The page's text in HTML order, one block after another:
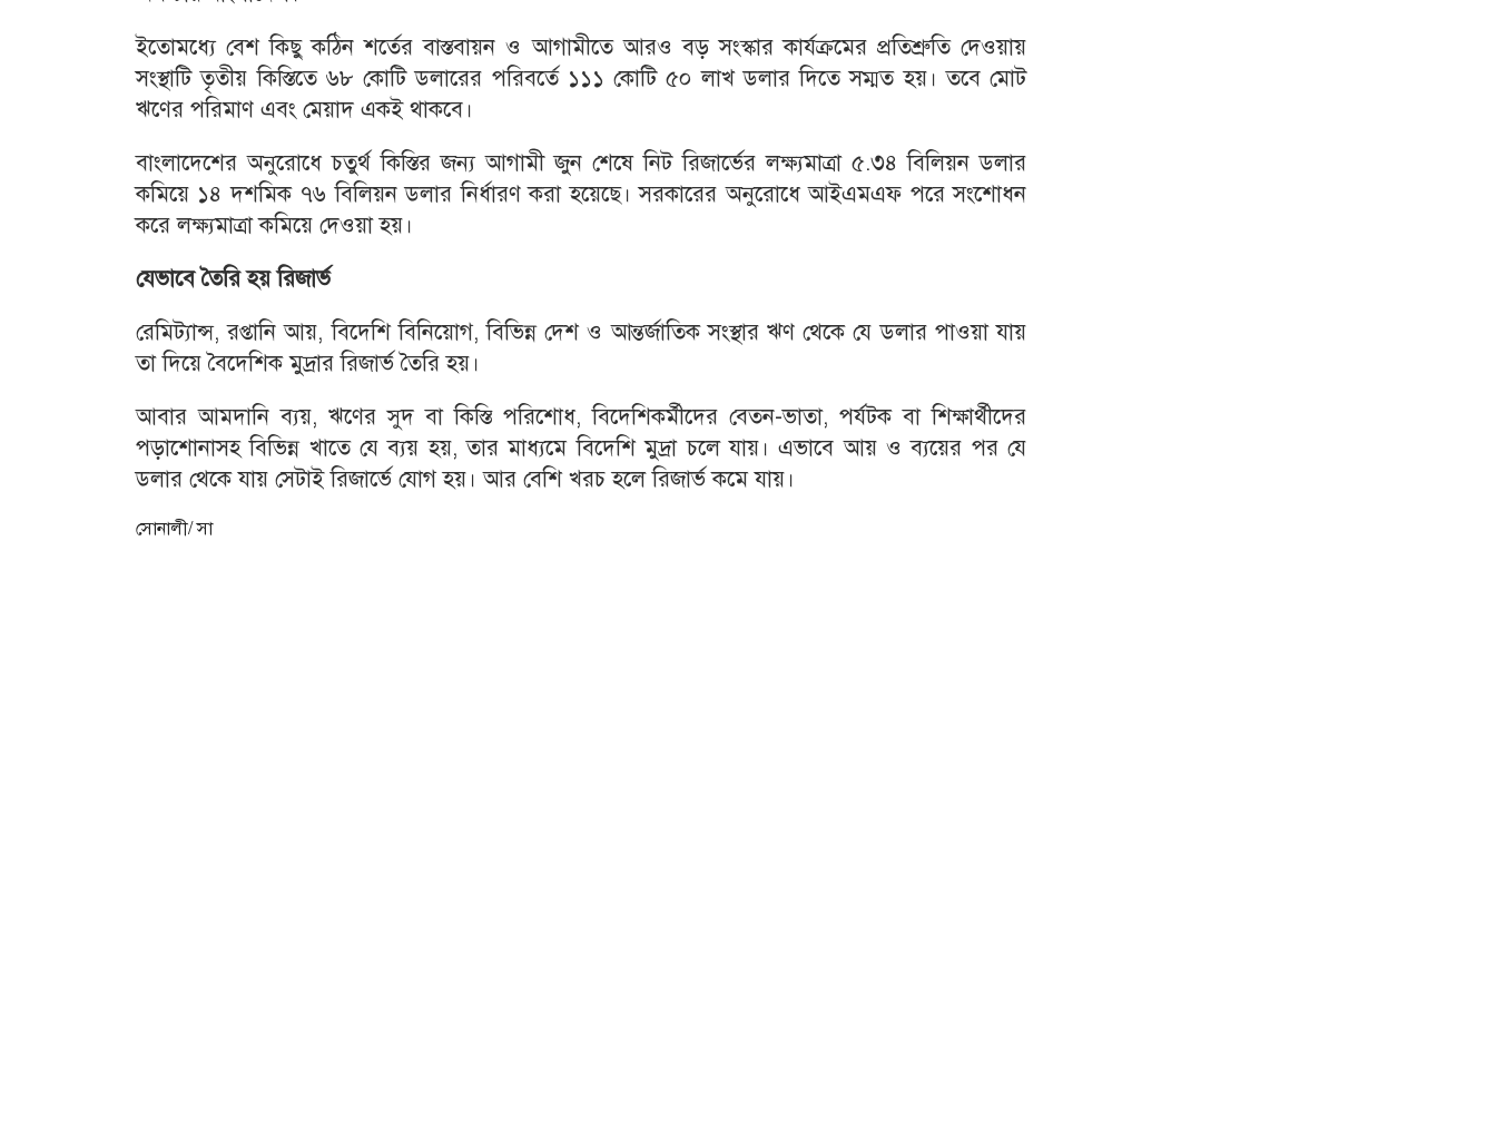
ইতোমধ্যে বেশ কিছু কঠিন শর্তের বাস্তবায়ন ও আগামীতে আরও বড় সংস্কার কার্যক্রমের প্রতিশ্রুতি দেওয়ায়
সংস্থাটি তৃতীয় কিস্তিতে ৬৮ কোটি ডলারের পরিবর্তে ১১১ কো‌টি ৫০ লাখ ডলার দিতে সম্মত হয়। তবে মোট
ঋণের পরিমাণ এবং মেয়াদ একই থাকবে।
বাংলাদেশের অনুরোধে চতুর্থ কিস্তির জন্য আগামী জুন শেষে নিট রিজার্ভের লক্ষ্যমাত্রা ৫.৩৪ বিলিয়ন ডলার
কমিয়ে ১৪ দশমিক ৭৬ বিলিয়ন ডলার নির্ধারণ করা হয়েছে। সরকারের অনুরোধে আইএমএফ পরে সংশোধন
করে লক্ষ্যমাত্রা কমিয়ে দেওয়া হয়।
যেভাবে তৈরি হয় রিজার্ভ
রেমিট্যান্স, রপ্তানি আয়, বিদেশি বিনিয়োগ, বিভিন্ন দেশ ও আন্তর্জাতিক সংস্থার ঋণ থেকে যে ডলার পাওয়া যায়
তা দিয়ে বৈদেশিক মুদ্রার রিজার্ভ তৈরি হয়।
আবার আমদানি ব্যয়, ঋণের সুদ বা কিস্তি পরিশোধ, বিদেশিকর্মীদের বেতন-ভাতা, পর্যটক বা শিক্ষার্থীদের
পড়াশোনাসহ বিভিন্ন খাতে যে ব্যয় হয়, তার মাধ্যমে বিদেশি মুদ্রা চলে যায়। এভাবে আয় ও ব্যয়ের পর যে
ডলার থেকে যায় সেটাই রিজার্ভে যোগ হয়। আর বেশি খরচ হলে রিজার্ভ কমে যায়।
সোনালী/ সা